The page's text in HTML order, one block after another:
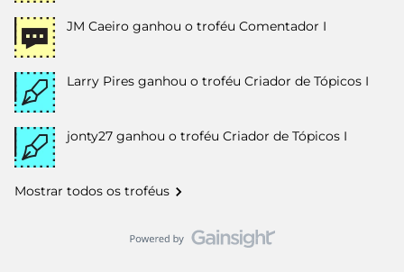
JM Caeiro ganhou o troféu Comentador I
Larry Pires ganhou o troféu Criador de Tópicos I
jonty27 ganhou o troféu Criador de Tópicos I
Mostrar todos os troféus